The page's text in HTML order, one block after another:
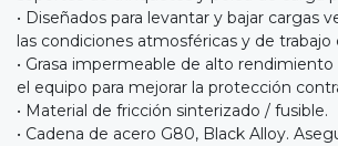
• Diseñados para levantar y bajar cargas
las condiciones atmosféricas y de trabajo
• Grasa impermeable de alto
el equipo para mejorar la protección
• Material de fricción sinterizado / fusible.
• Cadena de acero G80, Black Alloy.